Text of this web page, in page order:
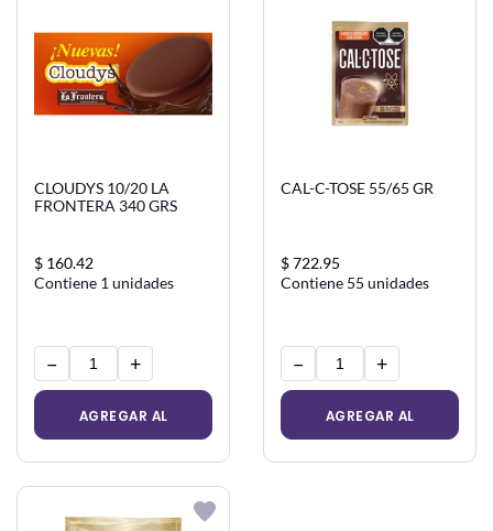
CLOUDYS 10/20 LA
FRONTERA 340 GRS
$ 160.42
Contiene 1 unidades
− +
AGREGAR AL
CARRITO
CAL-C-TOSE 55/65 GR
$ 722.95
Contiene 55 unidades
− +
AGREGAR AL
CARRITO